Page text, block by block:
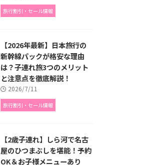
旅行割引・セール情報
【2026年最新】日本旅行の
新幹線パックが格安な理由
は？子連れ旅3つのメリット
と注意点を徹底解説！
2026/7/11
旅行割引・セール情報
【2歳子連れ】しら河で名古
屋のひつまぶしを堪能！予約
OK＆お子様メニューあり